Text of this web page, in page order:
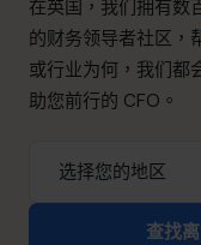
+852 2319 4705
在英国，我们拥有数
的财务领导者社区，
或行业为何，我们都
助您前行的 CFO。
查找